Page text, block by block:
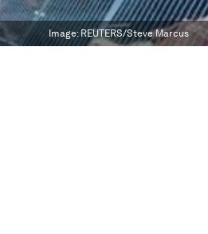
Image: REUTERS/Steve Marcus